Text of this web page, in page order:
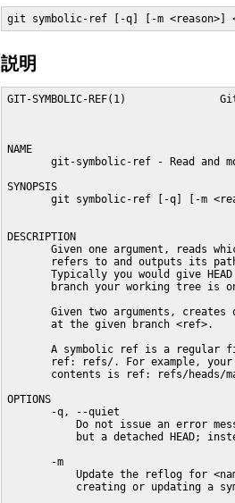
git symbolic-ref [-q] [-m <reason>]
説明
GIT-SYMBOLIC-REF(1)
NAME
git-symbolic-ref - Read and
SYNOPSIS
git symbolic-ref [-q] [-m
DESCRIPTION
Given one argument, reads
refers to and outputs its
Typically you would give
branch your working tree is
Given two arguments, creates
       at the given branch <ref>.
A symbolic ref is a regular
ref: refs/. For example,
contents is ref: refs/heads/
OPTIONS
       -q, --quiet
Do not issue an error
but a detached HEAD;
       -m
Update the reflog for
creating or updating a